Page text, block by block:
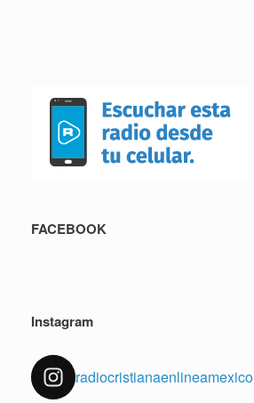
FACEBOOK
Instagram
radiocristianaenlineamexico